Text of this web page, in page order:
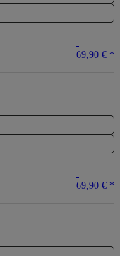
69,90 € *
69,90 € *